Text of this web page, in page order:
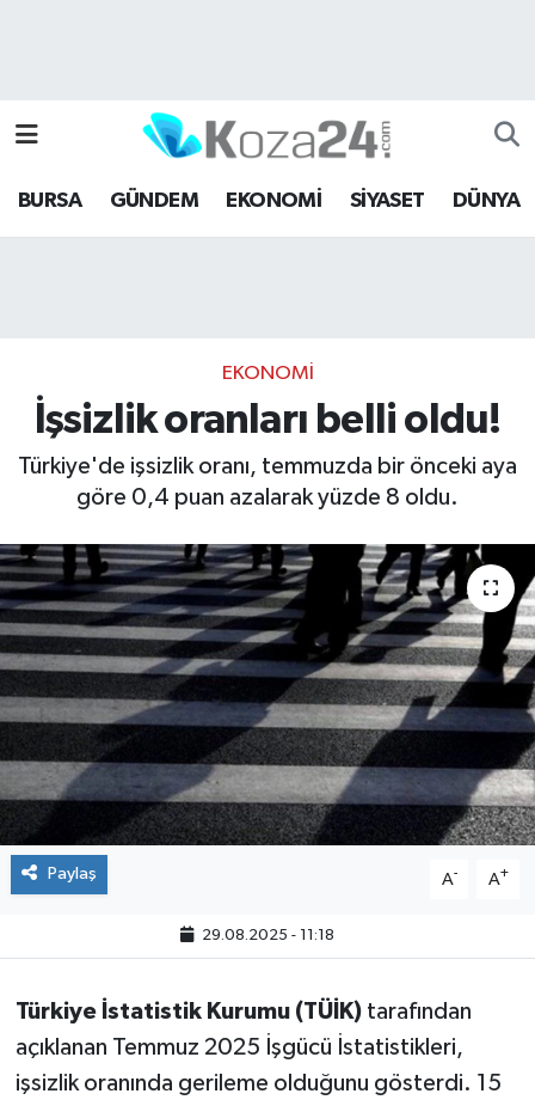
BURSA GÜNDEM EKONOMİ SİYASET DÜNYA
EKONOMİ
İşsizlik oranları belli oldu!
Türkiye'de işsizlik oranı, temmuzda bir önceki aya
göre 0,4 puan azalarak yüzde 8 oldu.
Paylaş A- A+
29.08.2025 - 11:18
Türkiye İstatistik Kurumu (TÜİK)tarafından
açıklanan Temmuz 2025 İşgücü İstatistikleri,
işsizlik oranında gerileme olduğunu gösterdi. 15
Bursa Hava Durumu
Bursa Namaz Vakitleri
Son Dakika Haberleri